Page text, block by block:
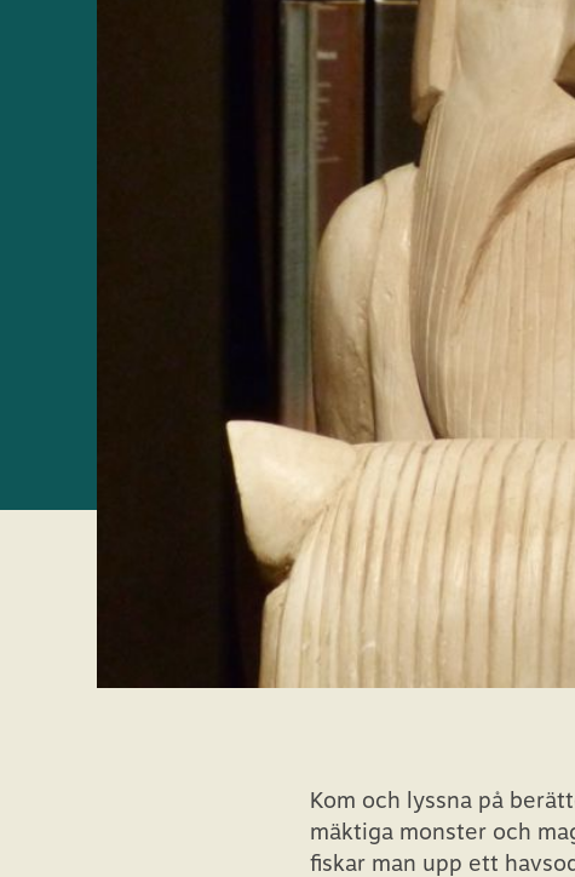
Kom och lyssna på
mäktiga monster och
fiskar man upp ett